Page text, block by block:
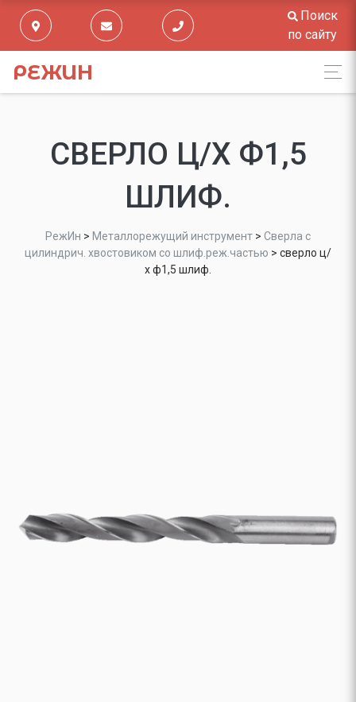
Поиск
по сайту
РЕЖИН
СВЕРЛО Ц/Х Ф1,5
ШЛИФ.
РежИн > Металлорежущий инструмент > Сверла с
цилиндрич. хвостовиком со шлиф.реж.частью > сверло ц/
х ф1,5 шлиф.